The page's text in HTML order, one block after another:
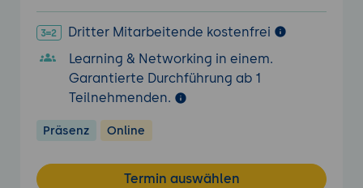
Dritter Mitarbeitende kostenfrei
Learning & Networking in einem.
Garantierte Durchführung ab 1
Teilnehmenden.
Präsenz Online
Termin auswählen